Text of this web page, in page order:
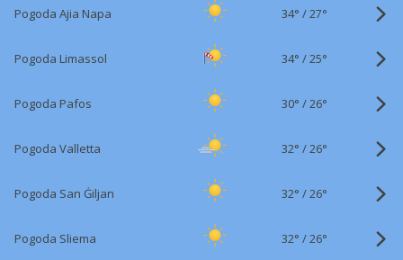
Pogoda Ajia Napa 34° /27°
Pogoda Limassol 34° /25°
Pogoda Pafos 30° /26°
Pogoda Valletta 32° /26°
Pogoda San Ġiljan 32° /26°
Pogoda Sliema 32° /26°